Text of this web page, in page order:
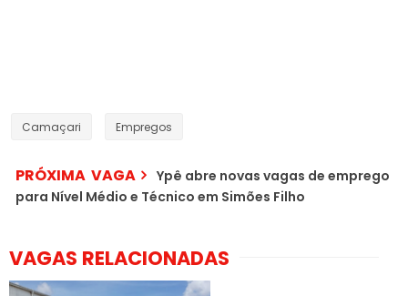
Camaçari Empregos
PRÓXIMA VAGA
Ypê abre novas vagas de emprego
para Nível Médio e Técnico em Simões Filho
VAGAS RELACIONADAS